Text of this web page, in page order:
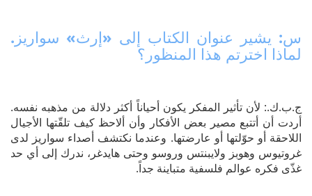
س: يشير عنوان الكتاب إلى «إرث» سواريز.
لماذا اخترتم هذا المنظور؟
ج.ب.ك.: لأن تأثير المفكر يكون أحياناً أكثر دلالة من مذهبه نفسه.
أردت أن أتتبع مصير بعض الأفكار وأن ألاحظ كيف تلقّتها الأجيال
اللاحقة أو حوّلتها أو عارضتها. وعندما نكتشف أصداء سواريز لدى
غروتيوس وهوبز ولايبنتس وروسو وحتى هايدغر، ندرك إلى أي حد
غذّى فكره عوالم فلسفية متباينة جداً.